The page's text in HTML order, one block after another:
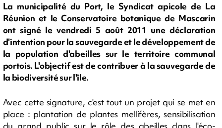
La municipalité du Port, le Syndicat apicole de La
Réunion et le Conservatoire botanique de Mascarin
ont signé le vendredi 5 août 2011 une déclaration
d'intention pour la sauvegarde et le développement de
la population d'abeilles sur le territoire communal
portois. L'objectif est de contribuer à la sauvegarde de
la biodiversité sur l'île.
Avec cette signature, c'est tout un projet qui se met en
place : plantation de plantes mellifères, sensibilisation
du grand public sur le rôle des abeilles dans l'éco-